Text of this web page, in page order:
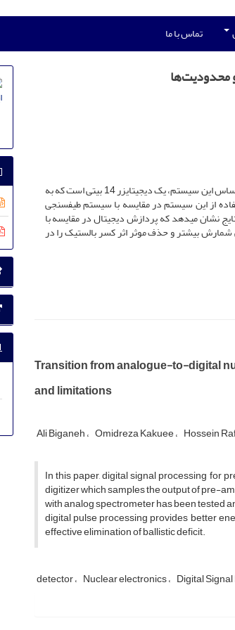
تماس با ما
محدودیت‌ها
در این مقاله، سیستم پردازش دیجیتال سیگنال برای انجام طیف­ سنجی دقیق تابش گاما ارائه شده ­است. اساس این سیستم، یک دیجیتایزر 14 بیتی است که به
از این سیستم­ در مقایسه با سیستم طیف­سنجی
نشان می­دهد که پردازش دیجیتال در مقایسه با
شمارش بیشتر و حذف موثر اثر کسر بالستیک را در
Transition from analogue-to-digital
and limitations
Ali Biganeh Omidreza Kakuee Hossein
In this paper, digital signal processing for
digitizer which samples the output of pre-
with analog spectrometer has been tested
digital pulse processing provides better
effective elimination of ballistic deficit.
detector Nuclear electronics Digital